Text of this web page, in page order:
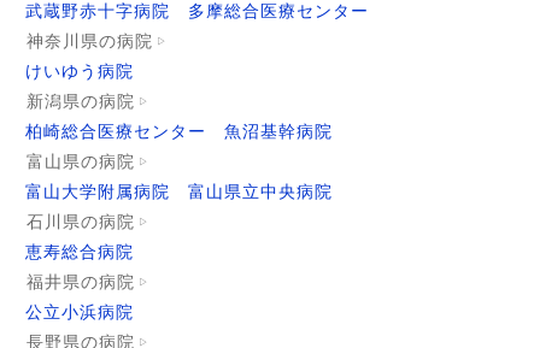
武蔵野赤十字病院
多摩総合医療センター
神奈川県の病院
けいゆう病院
新潟県の病院
柏崎総合医療センター
魚沼基幹病院
富山県の病院
富山大学附属病院
富山県立中央病院
石川県の病院
恵寿総合病院
福井県の病院
公立小浜病院
長野県の病院